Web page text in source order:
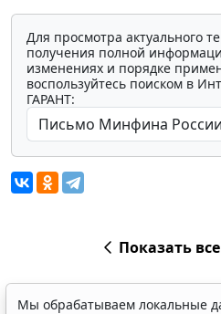
Для просмотра актуального
получения полной
изменениях и порядке
воспользуйтесь поиском в
ГАРАНТ:
Показать
Мы обрабатываем локальные